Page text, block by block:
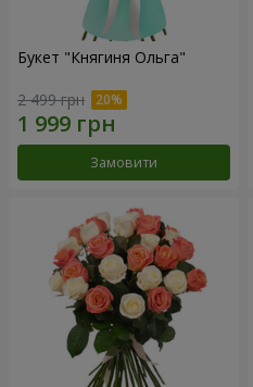
Букет "Княгиня Ольга"
2 499 грн
Замовити